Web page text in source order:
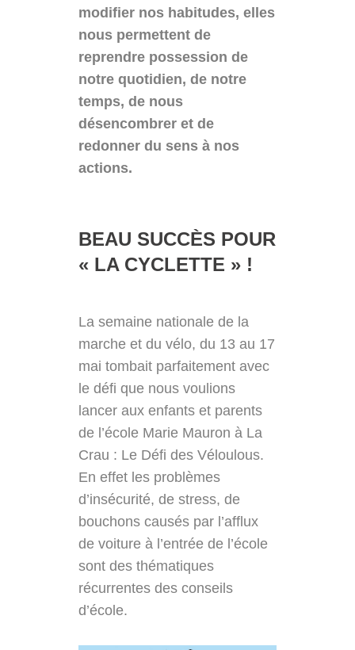
modifier nos habitudes, elles
nous permettent de
reprendre possession de
notre quotidien, de notre
temps, de nous
désencombrer et de
redonner du sens à nos
actions.
BEAU SUCCÈS POUR
« LA CYCLETTE » !
La semaine nationale de la
marche et du vélo, du 13 au 17
mai tombait parfaitement avec
le défi que nous voulions
lancer aux enfants et parents
de l’école Marie Mauron à La
Crau : Le Défi des Véloulous.
En effet les problèmes
d’insécurité, de stress, de
bouchons causés par l’afflux
de voiture à l’entrée de l’école
sont des thématiques
récurrentes des conseils
d’école.